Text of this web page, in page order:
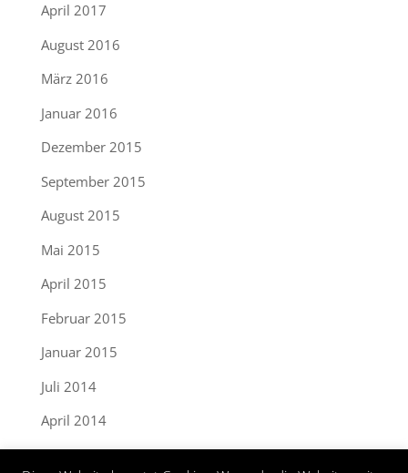
April 2017
August 2016
März 2016
Januar 2016
Dezember 2015
September 2015
August 2015
Mai 2015
April 2015
Februar 2015
Januar 2015
Juli 2014
April 2014
September 2013